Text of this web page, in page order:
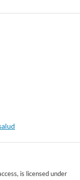
is licensed under